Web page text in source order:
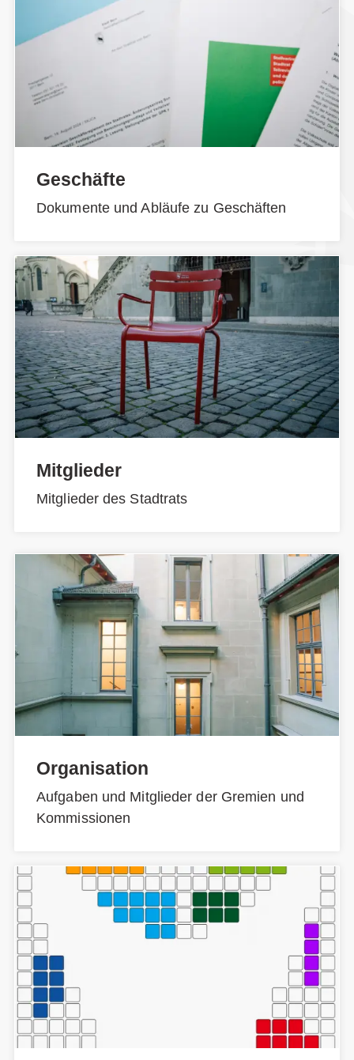
Geschäfte
Dokumente und Abläufe zu Geschäften
Mitglieder
Mitglieder des Stadtrats
Organisation
Aufgaben und Mitglieder der Gremien und
Kommissionen